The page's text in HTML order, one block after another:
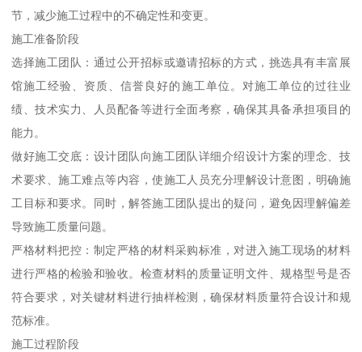
节，减少施工过程中的不确定性和变更。
施工准备阶段
选择施工团队：通过公开招标或邀请招标的方式，挑选具有丰富展
馆施工经验、资质、信誉良好的施工单位。对施工单位的过往业
绩、技术实力、人员配备等进行全面考察，确保其具备承担项目的
能力。
做好施工交底：设计团队向施工团队详细介绍设计方案的理念、技
术要求、施工难点等内容，使施工人员充分理解设计意图，明确施
工目标和要求。同时，解答施工团队提出的疑问，避免因理解偏差
导致施工质量问题。
严格材料把控：制定严格的材料采购标准，对进入施工现场的材料
进行严格的检验和验收。检查材料的质量证明文件、规格型号是否
符合要求，对关键材料进行抽样检测，确保材料质量符合设计和规
范标准。
施工过程阶段